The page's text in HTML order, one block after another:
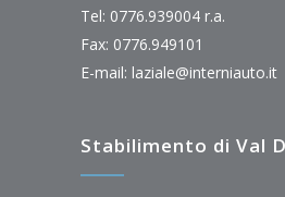
Tel: 0776.939004 r.a.
Fax: 0776.949101
E-mail: laziale@interniauto.it
Stabilimento di Val